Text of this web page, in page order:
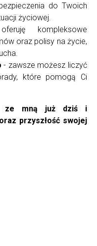
do Twoich
życiowej.
kompleksowe
oraz polisy na życie,
- zawsze możesz liczyć
które pomogą Ci
ze mną już dziś i
przyszłość swojej